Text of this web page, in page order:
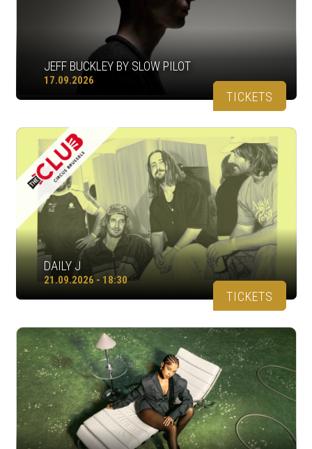
JEFF BUCKLEY BY SLOW PILOT
17.09.2026
TICKETS
DAILY J
21.09.2026 - 18:30
TICKETS